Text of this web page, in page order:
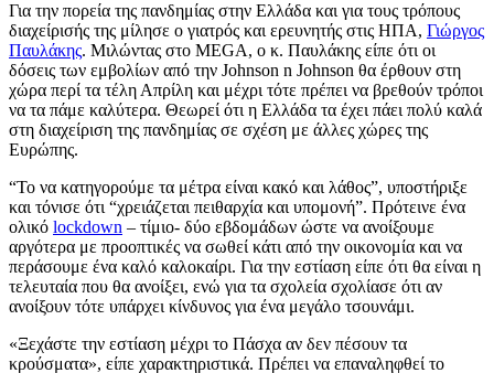
Για την πορεία της πανδημίας στην Ελλάδα και για τους τρόπους
διαχείρισής της μίλησε ο γιατρός και ερευνητής στις ΗΠΑ, Γιώργος
Παυλάκης. Μιλώντας στο MEGA, ο κ. Παυλάκης είπε ότι οι
δόσεις των εμβολίων από την Johnson n Johnson θα έρθουν στη
χώρα περί τα τέλη Απρίλη και μέχρι τότε πρέπει να βρεθούν τρόποι
να τα πάμε καλύτερα. Θεωρεί ότι η Ελλάδα τα έχει πάει πολύ καλά
στη διαχείριση της πανδημίας σε σχέση με άλλες χώρες της
Ευρώπης.
“Το να κατηγορούμε τα μέτρα είναι κακό και λάθος”, υποστήριξε
και τόνισε ότι “χρειάζεται πειθαρχία και υπομονή”. Πρότεινε ένα
ολικό lockdown – τίμιο- δύο εβδομάδων ώστε να ανοίξουμε
αργότερα με προοπτικές να σωθεί κάτι από την οικονομία και να
περάσουμε ένα καλό καλοκαίρι. Για την εστίαση είπε ότι θα είναι η
τελευταία που θα ανοίξει, ενώ για τα σχολεία σχολίασε ότι αν
ανοίξουν τότε υπάρχει κίνδυνος για ένα μεγάλο τσουνάμι.
«Ξεχάστε την εστίαση μέχρι το Πάσχα αν δεν πέσουν τα
κρούσματα», είπε χαρακτηριστικά. Πρέπει να επαναληφθεί το